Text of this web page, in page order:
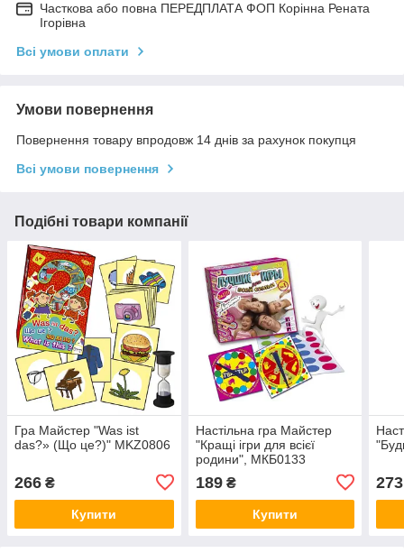
Часткова або повна ПЕРЕДПЛАТА ФОП Корінна Рената
Ігорівна
Всі умови оплати
Умови повернення
Повернення товару впродовж 14 днів за рахунок покупця
Всі умови повернення
Подібні товари компанії
Гра Майстер "Was ist
das?» (Що це?)" MKZ0806
266 ₴
Купити
Настільна гра Майстер
"Кращі ігри для всієї
родини", МКБ0133
189₴
Купити
273